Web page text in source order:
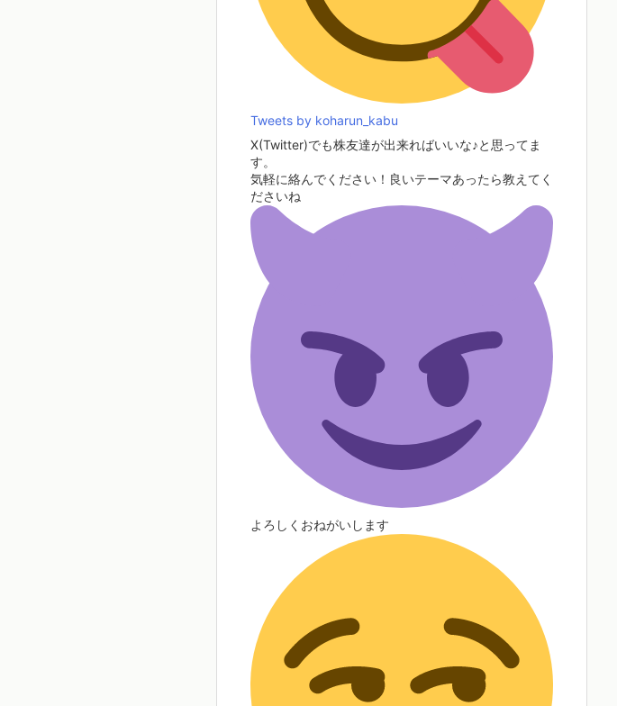
Tweets by koharun_kabu
X(Twitter)でも株友達が出来ればいいな♪と思ってま
す。
気軽に絡んでください！良いテーマあったら教えてく
ださいね
よろしくおねがいします